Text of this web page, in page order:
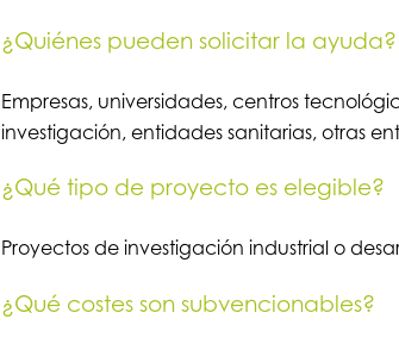
¿Quiénes pueden solicitar la ayuda?
Empresas, universidades, centros
investigación, entidades sanitarias, otras
¿Qué tipo de proyecto es elegible?
Proyectos de investigación industrial o
¿Qué costes son subvencionables?